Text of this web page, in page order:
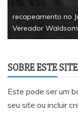
recapeamento no
Vereador
SOBRE ESTE SITE
Este pode ser um
seu site ou incluir